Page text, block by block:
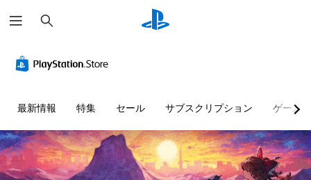
索
最新情報 特集 セール サブスクリプション ゲーム